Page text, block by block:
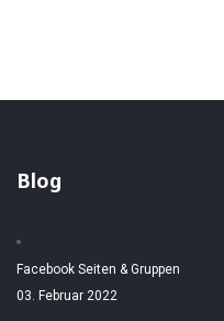
Blog
Facebook Seiten & Gruppen
03. Februar 2022